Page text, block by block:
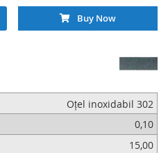
Buy Now
Oțel inoxidabil 302
0,10
15,00